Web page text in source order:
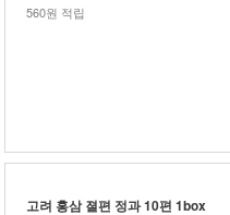
560원 적립
고려 홍삼 졀편 정과 10편 1box